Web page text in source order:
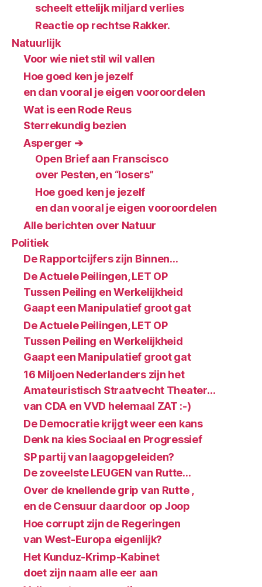
scheelt ettelijk miljard verlies
Reactie op rechtse Rakker.
Natuurlijk
Voor wie niet stil wil vallen
Hoe goed ken je jezelf
en dan vooral je eigen vooroordelen
Wat is een Rode Reus
Sterrekundig bezien
Asperger ➔
Open Brief aan Franscisco
over Pesten, en “losers”
Hoe goed ken je jezelf
en dan vooral je eigen vooroordelen
Alle berichten over Natuur
Politiek
De Rapportcijfers zijn Binnen…
De Actuele Peilingen, LET OP
Tussen Peiling en Werkelijkheid
Gaapt een Manipulatief groot gat
De Actuele Peilingen, LET OP
Tussen Peiling en Werkelijkheid
Gaapt een Manipulatief groot gat
16 Miljoen Nederlanders zijn het
Amateuristisch Straatvecht Theater…
van CDA en VVD helemaal ZAT :-)
De Democratie krijgt weer een kans
Denk na kies Sociaal en Progressief
SP partij van laagopgeleiden?
De zoveelste LEUGEN van Rutte…
Over de knellende grip van Rutte ,
en de Censuur daardoor op Joop
Hoe corrupt zijn de Regeringen
van West-Europa eigenlijk?
Het Kunduz-Krimp-Kabinet
doet zijn naam alle eer aan